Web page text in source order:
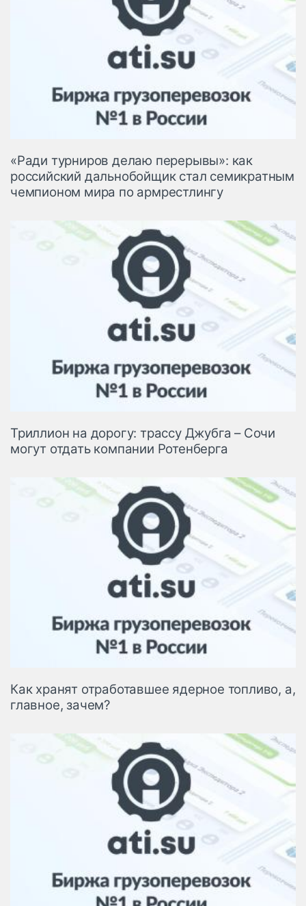
«Ради турниров делаю перерывы»: как
российский дальнобойщик стал семикратным
чемпионом мира по армрестлингу
Триллион на дорогу: трассу Джубга – Сочи
могут отдать компании Ротенберга
Как хранят отработавшее ядерное топливо, а,
главное, зачем?